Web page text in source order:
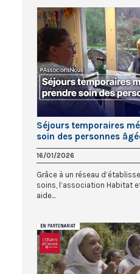
Séjours temporaires
soin des personnes
16/01/2026
Grâce à un réseau
soins, l’association Habitat
aide...